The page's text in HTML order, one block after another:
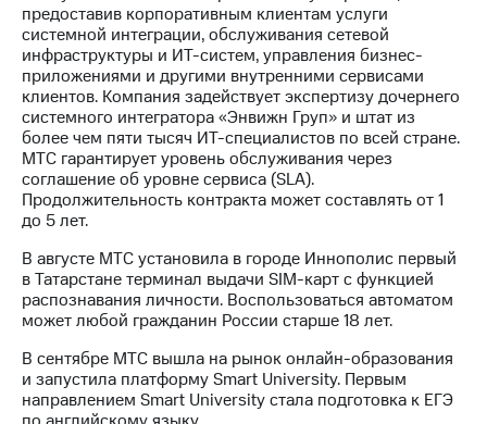
предоставив корпоративным клиентам услуги
системной интеграции, обслуживания сетевой
инфраструктуры и ИТ-систем, управления бизнес-
приложениями и другими внутренними сервисами
клиентов. Компания задействует экспертизу дочернего
системного интегратора «Энвижн Груп» и штат из
более чем пяти тысяч ИТ-специалистов по всей стране.
МТС гарантирует уровень обслуживания через
соглашение об уровне сервиса (SLA).
Продолжительность контракта может составлять от 1
до 5 лет.
В августе МТС установила в городе Иннополис первый
в Татарстане терминал выдачи SIM-карт с функцией
распознавания личности. Воспользоваться автоматом
может любой гражданин России старше 18 лет.
В сентябре МТС вышла на рынок онлайн-образования
и запустила платформу Smart University. Первым
направлением Smart University стала подготовка к ЕГЭ